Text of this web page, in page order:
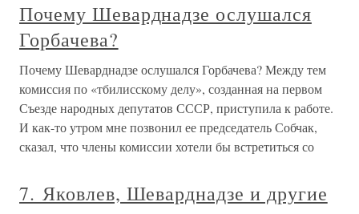
Почему Шеварднадзе ослушался
Горбачева?
Почему Шеварднадзе ослушался Горбачева? Между тем
комиссия по «тбилисскому делу», созданная на первом
Съезде народных депутатов СССР, приступила к работе.
И как-то утром мне позвонил ее председатель Собчак,
сказал, что члены комиссии хотели бы встретиться со
7. Яковлев, Шеварднадзе и другие